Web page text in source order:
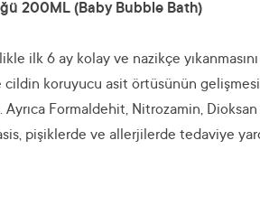
200ML (Baby Bubble Bath)
ilk 6 ay kolay ve nazikçe
koruyucu asit örtüsünün
Ayrıca Formaldehit, Nitrozamin,
pişiklerde ve allerjilerde tedaviye